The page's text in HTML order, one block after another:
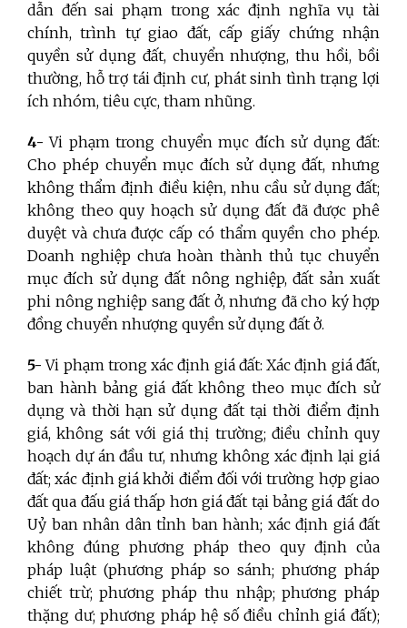
dẫn đến sai phạm trong xác định nghĩa vụ tài
chính, trình tự giao đất, cấp giấy chứng nhận
quyền sử dụng đất, chuyển nhượng, thu hồi, bồi
thường, hỗ trợ tái định cư, phát sinh tình trạng lợi
ích nhóm, tiêu cực, tham nhũng.
4- Vi phạm trong chuyển mục đích sử dụng đất:
Cho phép chuyển mục đích sử dụng đất, nhưng
không thẩm định điều kiện, nhu cầu sử dụng đất;
không theo quy hoạch sử dụng đất đã được phê
duyệt và chưa được cấp có thẩm quyền cho phép.
Doanh nghiệp chưa hoàn thành thủ tục chuyển
mục đích sử dụng đất nông nghiệp, đất sản xuất
phi nông nghiệp sang đất ở, nhưng đã cho ký hợp
đồng chuyển nhượng quyền sử dụng đất ở.
5- Vi phạm trong xác định giá đất: Xác định giá đất,
ban hành bảng giá đất không theo mục đích sử
dụng và thời hạn sử dụng đất tại thời điểm định
giá, không sát với giá thị trường; điều chỉnh quy
hoạch dự án đầu tư, nhưng không xác định lại giá
đất; xác định giá khởi điểm đối với trường hợp giao
đất qua đấu giá thấp hơn giá đất tại bảng giá đất do
Uỷ ban nhân dân tỉnh ban hành; xác định giá đất
không đúng phương pháp theo quy định của
pháp luật (phương pháp so sánh; phương pháp
chiết trừ; phương pháp thu nhập; phương pháp
thặng dư; phương pháp hệ số điều chỉnh giá đất);